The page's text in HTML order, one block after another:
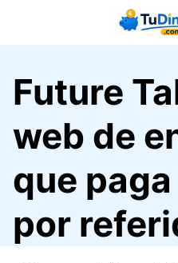
Future
web de
que
por